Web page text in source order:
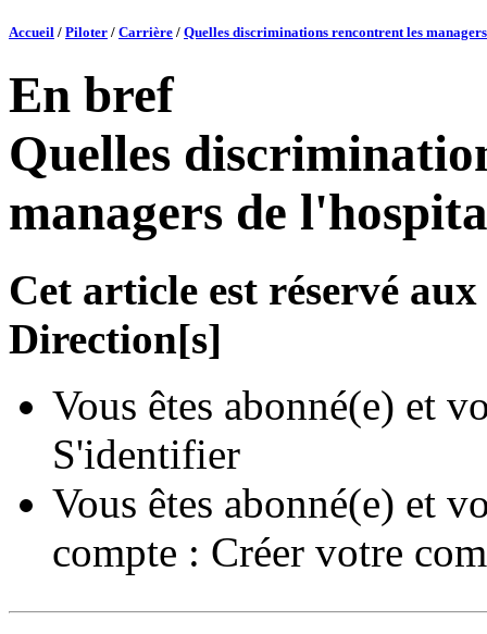
Accueil / Piloter / Carrière / Quelles discriminations rencontrent les
En bref
Quelles
managers de
Cet article est réservé
Direction[s]
Vous êtes abonné(e) et
S'identifier
Vous êtes abonné(e) et
compte : Créer votre